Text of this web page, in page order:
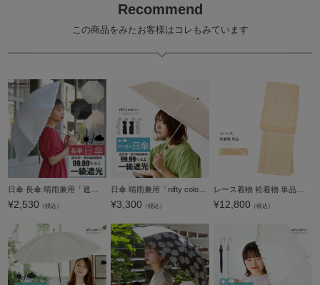
Recommend
この商品をみたお客様はコレもみています
¥2,530 （税込） ¥3,300 （税込） ¥12,800 （税込）